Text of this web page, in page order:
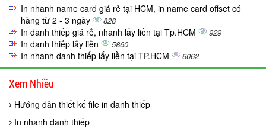
In nhanh name card giá rẻ tại HCM, in name card offset có
hàng từ 2 - 3 ngày
828
In danh thiếp giá rẻ, nhanh lấy liền tại Tp.HCM 929
In danh thiếp lấy liền 5860
In nhanh danh thiếp lấy liền tại TP.HCM 6062
Xem Nhiều
Hướng dẫn thiết kế file in danh thiếp
In nhanh danh thiếp